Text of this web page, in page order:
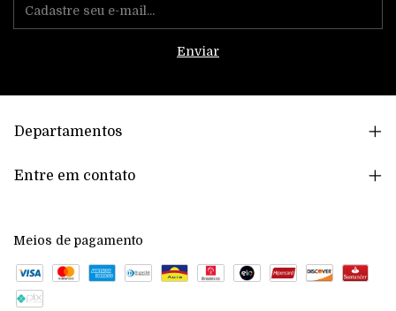
Departamentos
Entre em contato
Meios de pagamento